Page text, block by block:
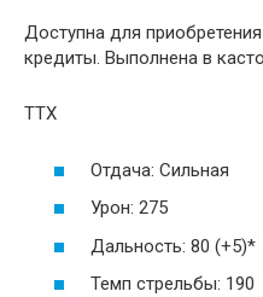
Доступна для
кредиты. Выполнена в
ТТХ
Отдача: Сильная
Урон: 275
Дальность: 80 (+5)*
Темп стрельбы: 190